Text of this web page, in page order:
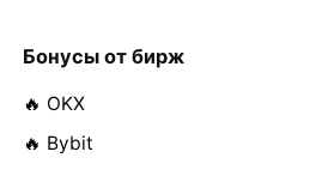
Бонусы от бирж
🔥 OKX
🔥 Bybit